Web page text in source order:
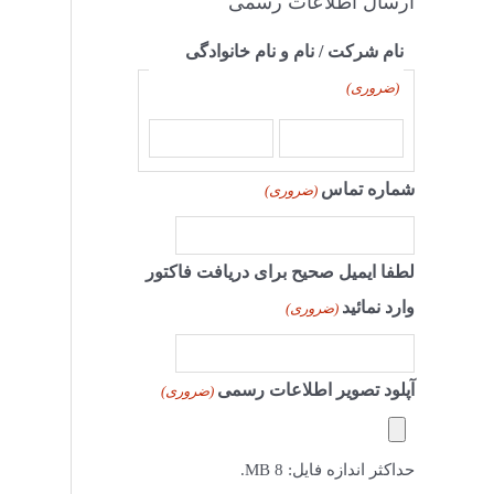
نام شرکت / نام و نام خانوادگی
(ضروری)
شماره تماس (ضروری)
لطفا ایمیل صحیح برای دریافت فاکتور
وارد نمائید (ضروری)
آپلود تصویر اطلاعات رسمی (ضروری)
حداکثر اندازه فایل: 8 MB.